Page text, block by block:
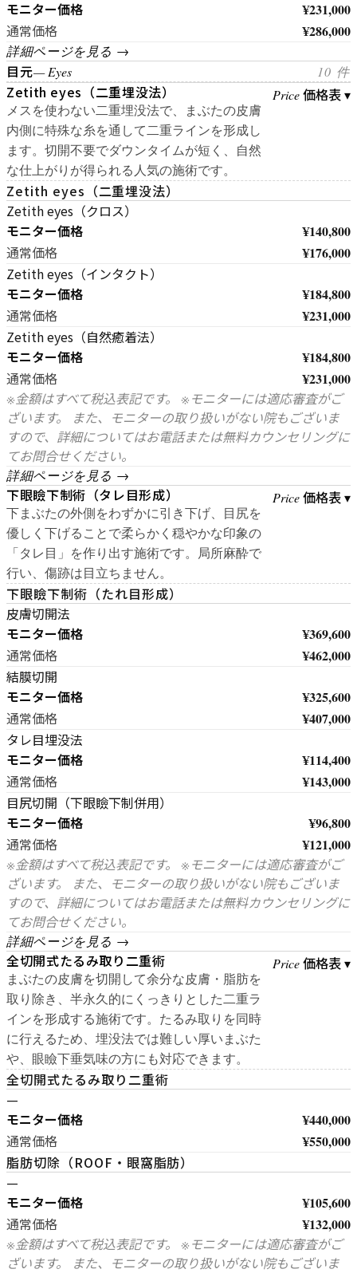
モニター価格 ¥231,000
通常価格 ¥286,000
詳細ページを見る →
目元— Eyes 10 件
Zetith eyes（二重埋没法）
メスを使わない二重埋没法で、まぶたの皮膚
内側に特殊な糸を通して二重ラインを形成し
ます。切開不要でダウンタイムが短く、自然
な仕上がりが得られる人気の施術です。
Price価格表 ▾
Zetith eyes（二重埋没法）
Zetith eyes（クロス）
モニター価格 ¥140,800
通常価格 ¥176,000
Zetith eyes（インタクト）
モニター価格 ¥184,800
通常価格 ¥231,000
Zetith eyes（自然癒着法）
モニター価格 ¥184,800
通常価格 ¥231,000
※金額はすべて税込表記です。 ※モニターには適応審査がご
ざいます。 また、モニターの取り扱いがない院もございま
すので、詳細についてはお電話または無料カウンセリングに
てお問合せください。
詳細ページを見る →
下眼瞼下制術（タレ目形成）
下まぶたの外側をわずかに引き下げ、目尻を
優しく下げることで柔らかく穏やかな印象の
「タレ目」を作り出す施術です。局所麻酔で
行い、傷跡は目立ちません。
Price価格表 ▾
下眼瞼下制術（たれ目形成）
皮膚切開法
モニター価格 ¥369,600
通常価格 ¥462,000
結膜切開
モニター価格 ¥325,600
通常価格 ¥407,000
タレ目埋没法
モニター価格 ¥114,400
通常価格 ¥143,000
目尻切開（下眼瞼下制併用）
モニター価格 ¥96,800
通常価格 ¥121,000
※金額はすべて税込表記です。 ※モニターには適応審査がご
ざいます。 また、モニターの取り扱いがない院もございま
すので、詳細についてはお電話または無料カウンセリングに
てお問合せください。
詳細ページを見る →
全切開式たるみ取り二重術
まぶたの皮膚を切開して余分な皮膚・脂肪を
取り除き、半永久的にくっきりとした二重ラ
インを形成する施術です。たるみ取りを同時
に行えるため、埋没法では難しい厚いまぶた
や、眼瞼下垂気味の方にも対応できます。
Price価格表 ▾
全切開式たるみ取り二重術
—
モニター価格 ¥440,000
通常価格 ¥550,000
脂肪切除（ROOF・眼窩脂肪）
—
モニター価格 ¥105,600
通常価格 ¥132,000
※金額はすべて税込表記です。 ※モニターには適応審査がご
ざいます。 また、モニターの取り扱いがない院もございま